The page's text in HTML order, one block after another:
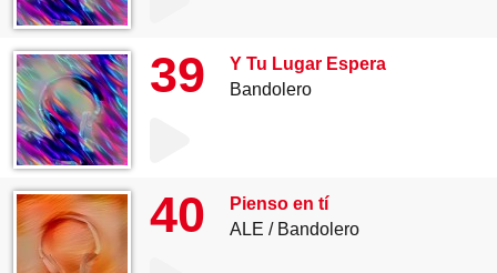
39
Y Tu Lugar Espera
Bandolero
40
Pienso en tí
ALE
Bandolero